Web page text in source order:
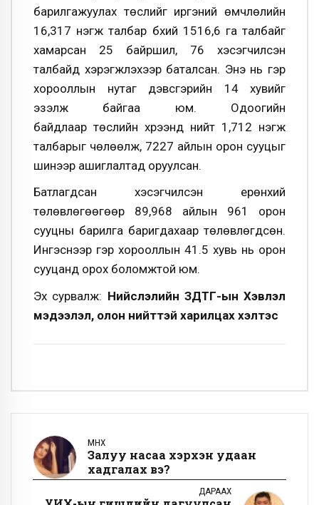
барилгажуулах төслийг иргэний өмчлөлийн
16,317 нэгж талбар бүхий 1516,6 га талбайг
хамарсан 25 байршил, 76 хэсэгчилсэн
талбайд хэрэгжүүлэхээр баталсан. Энэ нь гэр
хорооллын нутаг дэвсгэрийн 14 хувийг
эзэлж байгаа юм. Одоогийн
байдлаар төслийн хүрээнд нийт 1,712 нэгж
талбарыг чөлөөлж, 7227 айлын орон сууцыг
шинээр ашиглалтад оруулсан.
Батлагдсан хэсэгчилсэн ерөнхий
төлөвлөгөөгөөр 89,968 айлын 961 орон
сууцны барилга баригдахаар төлөвлөгдсөн.
Ингэснээр гэр хорооллын 41.5 хувь нь орон
сууцанд орох боломжтой юм.
Эх сурвалж: Нийслэлийн ЗДТГ-ын Хэвлэл
мэдээлэл, олон нийттэй харилцах хэлтэс
ӨМНӨХ
Залуу насаа хэрхэн удаан
хадгалах вэ?
ДАРААХ